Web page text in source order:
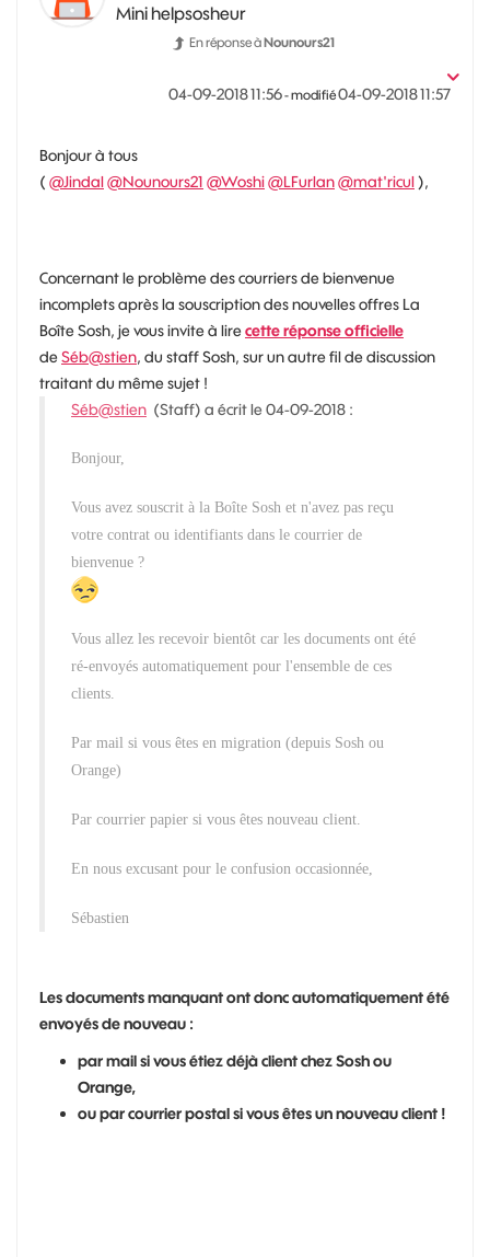
Mini helpsosheur
En réponse àNounours21
‎04-09-201811:56- modifié‎04-09-201811:57
Bonjour à tous
( @Jindal@Nounours21 @Woshi@LFurlan@mat'ricul),
Concernant le problème des courriers de bienvenue
incomplets après la souscription des nouvelles offres La
Boîte Sosh, je vous invite à lirecette réponse officielle
deSéb@stien, du staff Sosh, sur un autre fil de discussion
traitant du même sujet !
Séb@stien (Staff) a écrit le 04-09-2018 :
Bonjour,
Vous avez souscrit à la Boîte Sosh et n'avez pas reçu
votre contrat ou identifiants dans le courrier de
bienvenue ?
Vous allez les recevoir bientôt car les documents ont été
ré-envoyés automatiquement pour l'ensemble de ces
clients.
Par mail si vous êtes en migration (depuis Sosh ou
Orange)
Par courrier papier si vous êtes nouveau client.
En nous excusant pour le confusion occasionnée,
Sébastien
Les documents manquant ont donc automatiquement été
envoyés de nouveau :
par mail si vous étiez déjà client chez Sosh ou
Orange,
ou par courrier postal si vous êtes un nouveau client !